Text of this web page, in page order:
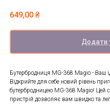
649,00 ₴
Додати
Бутербродниця MG-368 Magio - Ваш
Відкрийте для себе новий рівень
бутербродницею MG-368 Magio! Цей
пристрій дозволяє вам швидко та